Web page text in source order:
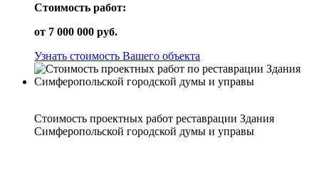
Стоимость работ:
от 7 000 000 руб.
Узнать стоимость Вашего объекта
Стоимость проектных работ реставрации Здания
Симферопольской городской думы и управы